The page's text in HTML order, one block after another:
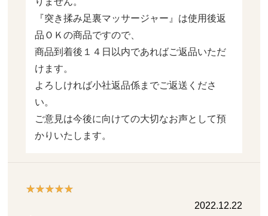
『突き揉み足裏マッサージャー』は使用後返
品ＯＫの商品ですので、
商品到着後１４日以内であればご返品いただ
けます。
よろしければ小社返品係までご返送くださ
い。
ご意見は今後に向けての大切なお声として預
かりいたします。
2022.12.22